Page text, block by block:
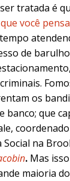
tratada é
você
de
os
banco; que
Social na
. Mas
maioria